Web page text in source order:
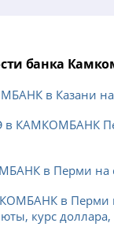
банка
в Казани на
в КАМКОМБАНК
в Перми на
в Перми
курс доллара,